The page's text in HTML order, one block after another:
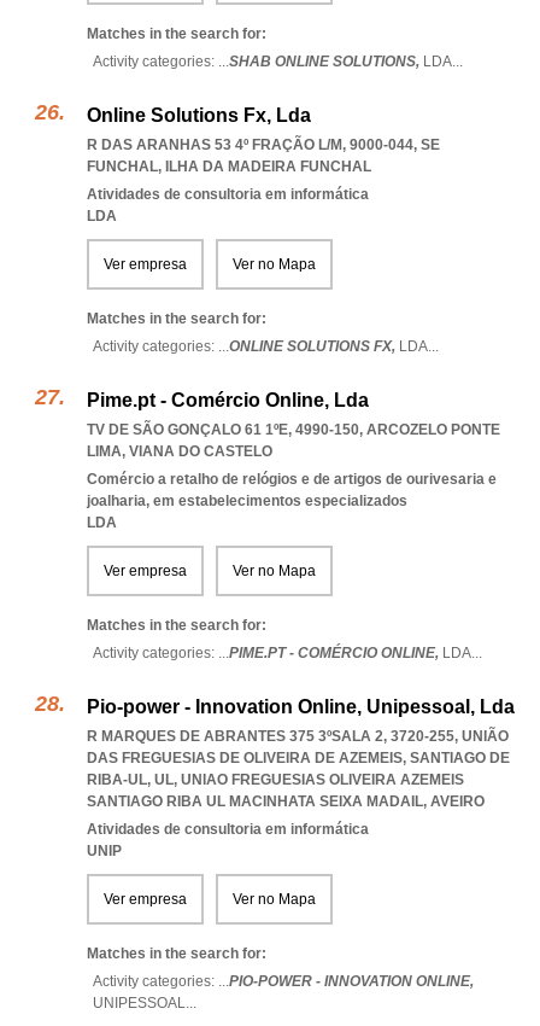
Matches in the search for:
Activity categories: ...SHAB ONLINE SOLUTIONS, LDA...
Online Solutions Fx, Lda
R DAS ARANHAS 53 4º FRAÇÃO L/M, 9000-044, SE
FUNCHAL, ILHA DA MADEIRA FUNCHAL
Atividades de consultoria em informática
LDA
Ver empresa Ver no Mapa
Matches in the search for:
Activity categories: ...ONLINE SOLUTIONS FX, LDA...
Pime.pt - Comércio Online, Lda
TV DE SÃO GONÇALO 61 1ºE, 4990-150, ARCOZELO PONTE
LIMA, VIANA DO CASTELO
Comércio a retalho de relógios e de artigos de ourivesaria e
joalharia, em estabelecimentos especializados
LDA
Ver empresa Ver no Mapa
Matches in the search for:
Activity categories: ...PIME.PT - COMÉRCIO ONLINE, LDA...
Pio-power - Innovation Online, Unipessoal, Lda
R MARQUES DE ABRANTES 375 3ºSALA 2, 3720-255, UNIÃO
DAS FREGUESIAS DE OLIVEIRA DE AZEMEIS, SANTIAGO DE
RIBA-UL, UL, UNIAO FREGUESIAS OLIVEIRA AZEMEIS
SANTIAGO RIBA UL MACINHATA SEIXA MADAIL, AVEIRO
Atividades de consultoria em informática
UNIP
Ver empresa Ver no Mapa
Matches in the search for:
Activity categories: ...PIO-POWER - INNOVATION ONLINE,
UNIPESSOAL...